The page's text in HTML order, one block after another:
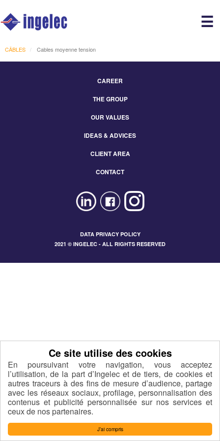
J’ai compris
En poursuivant votre navigation, vous acceptez
l’utilisation, de la part d’Ingelec et de tiers, de cookies et
autres traceurs à des fins de mesure d’audience, partage
avec les réseaux sociaux, profilage, personnalisation des
contenus et publicité personnalisée sur nos services et
ceux de nos partenaires.
☰
CÂBLES Cables moyenne tension
CAREER
THE GROUP
OUR VALUES
IDEAS & ADVICES
CLIENT AREA
CONTACT
DATA PRIVACY POLICY
2021 © INGELEC - ALL RIGHTS RESERVED